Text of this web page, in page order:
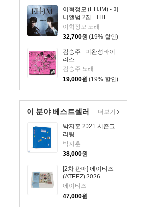
이혁정모 (EHJM) - 미
니앨범 2집 : THE
MEN
이혁정모 노래
32,700원 (19% 할인)
김승주 - 미완성바이
러스
김승주 노래
19,000원 (19% 할인)
이 분야 베스트셀러
박지훈 2021 시즌그
리팅
박지훈
38,000원
[2차 판매] 에이티즈
(ATEEZ) 2026
SEASON'S
GREETINGS
에이티즈
47,000원
더보기